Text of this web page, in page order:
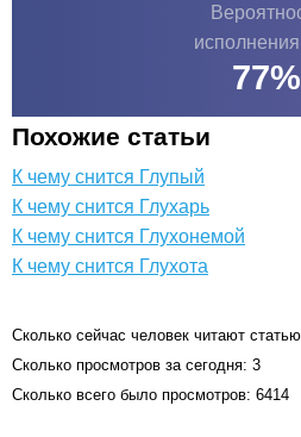
77%
Похожие статьи
К чему снится Глупый
К чему снится Глухарь
К чему снится Глухонемой
К чему снится Глухота
Сколько сейчас человек читают
Сколько просмотров за сегодня: 3
Сколько всего было просмотров: 6414